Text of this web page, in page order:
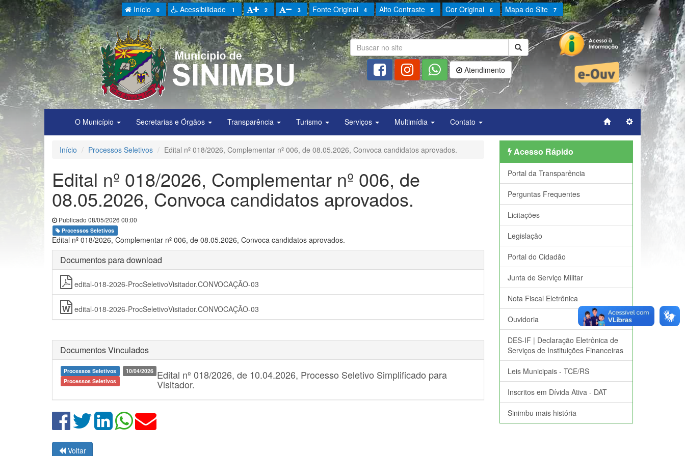
Início 0 Acessibilidade 1 2 3 Fonte Original 4 Alto Contraste 5 Cor Original 6 Mapa do Site 7
Atendimento
O Município Secretarias e Órgãos Transparência Turismo Serviços Multimídia Contato
Início Processos Seletivos Edital nº 018/2026, Complementar nº 006, de 08.05.2026, Convoca candidatos aprovados.
Edital nº 018/2026, Complementar nº 006, de
08.05.2026, Convoca candidatos aprovados.
Publicado 08/05/2026 00:00
Processos Seletivos
Edital nº 018/2026, Complementar nº 006, de 08.05.2026, Convoca candidatos aprovados.
Documentos para download
edital-018-2026-ProcSeletivoVisitador.CONVOCAÇÃO-03
edital-018-2026-ProcSeletivoVisitador.CONVOCAÇÃO-03
Documentos Vinculados
Processos Seletivos
10/04/2026
Processos Seletivos
Edital nº 018/2026, de 10.04.2026, Processo Seletivo Simplificado para
Visitador.
Voltar
Acesso Rápido
Portal da Transparência
Perguntas Frequentes
Licitações
Legislação
Portal do Cidadão
Junta de Serviço Militar
Nota Fiscal Eletrônica
Ouvidoria
DES-IF | Declaração Eletrônica de
Serviços de Instituições Financeiras
Leis Municipais - TCE/RS
Inscritos em Dívida Ativa - DAT
Sinimbu mais história